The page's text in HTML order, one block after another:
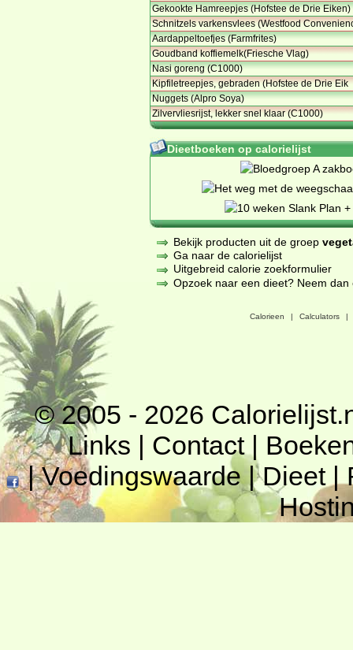
Gekookte Hamreepjes (Hofstee de Drie Eiken)
Schnitzels varkensvlees (Westfood
Aardappeltoefjes (Farmfrites)
Goudband koffiemelk(Friesche Vlag)
Nasi goreng (C1000)
Kipfiletreepjes, gebraden (Hofstee de Drie Eik
Nuggets (Alpro Soya)
Zilvervliesrijst, lekker snel klaar (C1000)
Dieetboeken op calorielijst
Bekijk producten uit de groep
Ga naar de calorielijst
Uitgebreid calorie zoekformulier
Opzoek naar een dieet? Neem
Calorieen | Calculators |
© 2005 - 2026
Links | Contact|
|Voedingswaarde|Dieet|